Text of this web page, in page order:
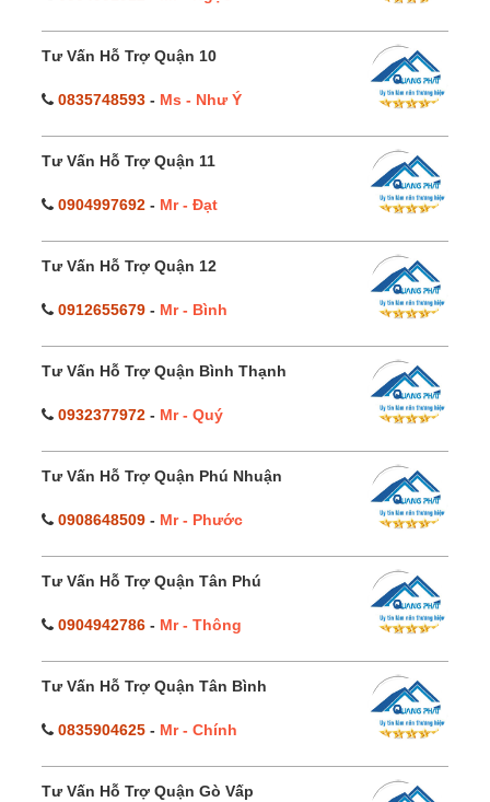
Tư Vấn Hỗ Trợ Quận 10
0835748593 - Ms - Như Ý
Tư Vấn Hỗ Trợ Quận 11
0904997692 - Mr - Đạt
Tư Vấn Hỗ Trợ Quận 12
0912655679 - Mr - Bình
Tư Vấn Hỗ Trợ Quận Bình Thạnh
0932377972 - Mr - Quý
Tư Vấn Hỗ Trợ Quận Phú Nhuận
0908648509 - Mr - Phước
Tư Vấn Hỗ Trợ Quận Tân Phú
0904942786 - Mr - Thông
Tư Vấn Hỗ Trợ Quận Tân Bình
0835904625 - Mr - Chính
Tư Vấn Hỗ Trợ Quận Gò Vấp